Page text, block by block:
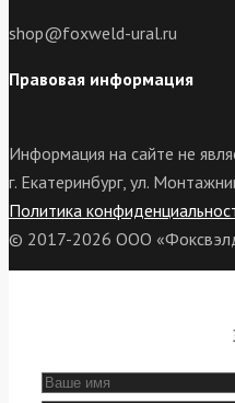
shop@foxweld-ural.ru
Правовая информация
Информация на сайте не
г. Екатеринбург, ул.
Политика
© 2017-2026 ООО